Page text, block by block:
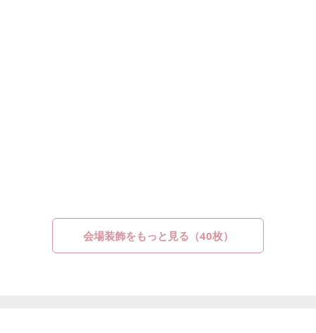
会場装飾をもっと見る（40枚）